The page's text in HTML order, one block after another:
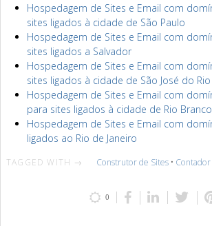
Hospedagem de Sites e Email com
sites ligados à cidade de São Paulo
Hospedagem de Sites e Email com
sites ligados a Salvador
Hospedagem de Sites e Email com
sites ligados à cidade de São José do
Hospedagem de Sites e Email com
para sites ligados à cidade de Rio Branco
Hospedagem de Sites e Email com
ligados ao Rio de Janeiro
TAGGED WITH → Construtor de Sites• Contador
0